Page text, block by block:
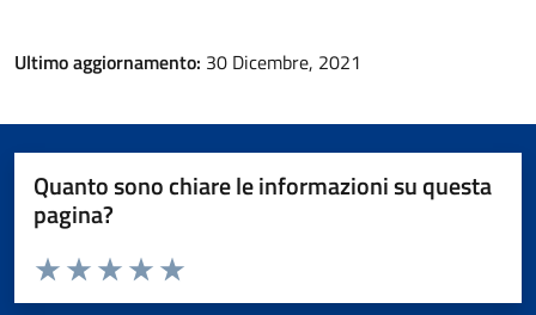
Ultimo aggiornamento: 30 Dicembre, 2021
Quanto sono chiare le informazioni su questa
pagina?
Valuta da 1 a 5 stelle la pagina
Valuta 5 stelle su 5
Valuta 4 stelle su 5
Valuta 3 stelle su 5
Valuta 2 stelle su 5
Valuta 1 stelle su 5